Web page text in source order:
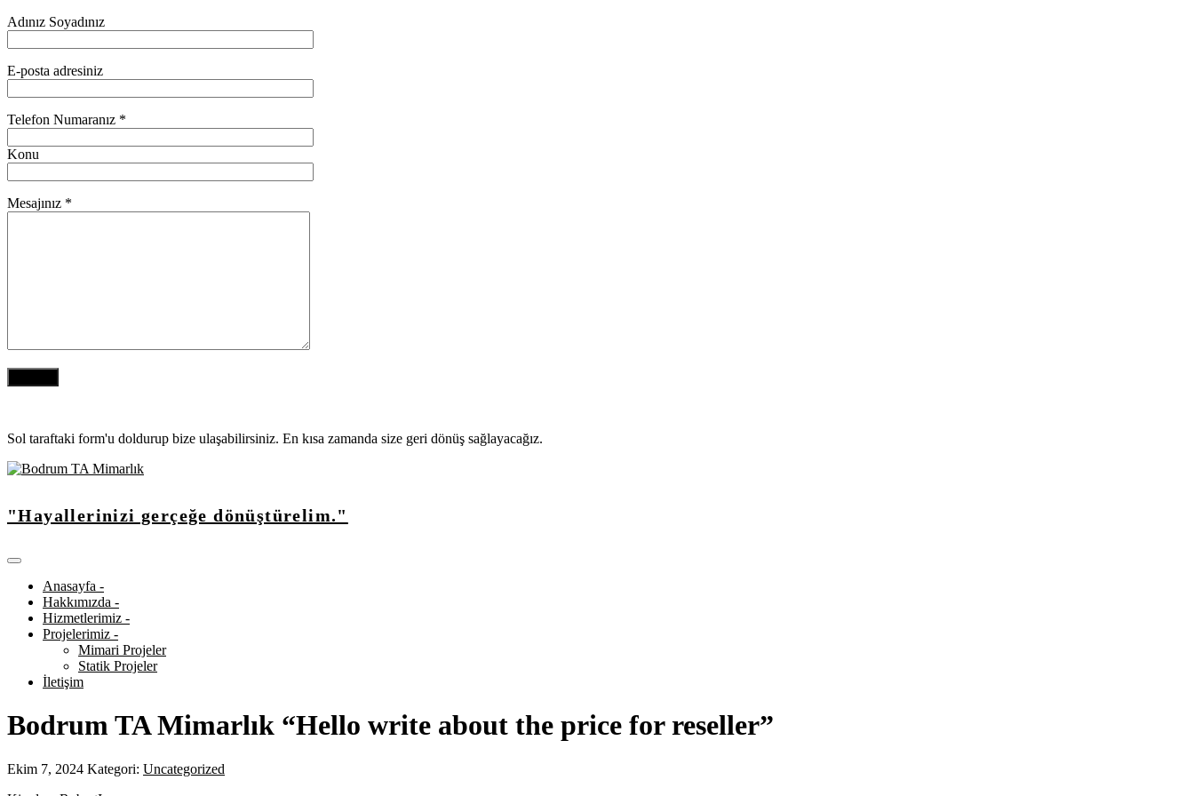
Adınız Soyadınız
E-posta adresiniz
Telefon Numaranız *
Konu
Mesajınız *
Sol taraftaki form'u doldurup bize ulaşabilirsiniz. En kısa zamanda size geri dönüş sağlayacağız.
"Hayallerinizi gerçeğe dönüştürelim."
Anasayfa -
Hakkımızda -
Hizmetlerimiz -
Projelerimiz -
Mimari Projeler
Statik Projeler
İletişim
Bodrum TA Mimarlık “Hello write about the price for reseller”
Ekim 7, 2024 Kategori: Uncategorized